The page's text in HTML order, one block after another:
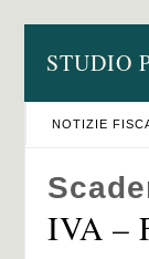
STUDIO
NOTIZIE
IVA –